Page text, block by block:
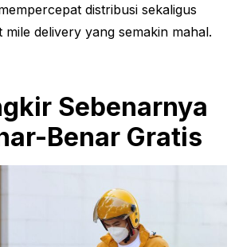
distribusi sekaligus
mile delivery yang semakin mahal.
Sebenarnya
Benar Gratis